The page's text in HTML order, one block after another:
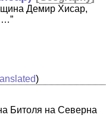
Демир Хисар,
…”
)
Битоля на Северна